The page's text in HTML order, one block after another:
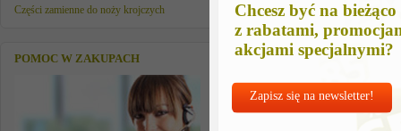
Chcesz być na bieżąco
z rabatami,
akcjami specjalnymi?
Zapisz się na newsletter!
Części zamienne do noży krojczych
POMOC W ZAKUPACH